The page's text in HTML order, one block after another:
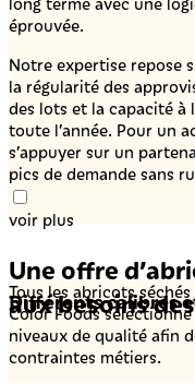
éprouvée.
Notre expertise repose
la régularité des
des lots et la capacité
toute l’année. Pour un
s’appuyer sur un
pics de demande sans
voir plus
Une offre
aux besoins
Différents calibres
Tous les abricots
Color Foods
niveaux de qualité afin
contraintes métiers.